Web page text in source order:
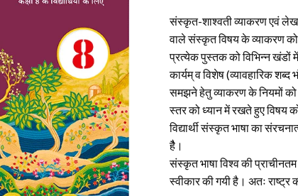
संस्कृत-शाश्वती व्याकरण एवं
वाले संस्कृत विषय के व्याकरण
प्रत्येक पुस्तक को विभिन्न खंडों
कार्यम् व विशेष (व्यावहारिक
समझने हेतु व्याकरण के नियमों को
स्तर को ध्यान में रखते हुए विषय
विद्यार्थी संस्कृत भाषा का
हैै।
संस्कृत भाषा विश्व की
स्वीकार की गयी है। अतः राष्ट्र